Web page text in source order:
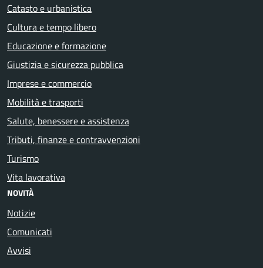
Catasto e urbanistica
Cultura e tempo libero
Educazione e formazione
Giustizia e sicurezza pubblica
Imprese e commercio
Mobilità e trasporti
Salute, benessere e assistenza
Tributi, finanze e contravvenzioni
Turismo
Vita lavorativa
NOVITÀ
Notizie
Comunicati
Avvisi